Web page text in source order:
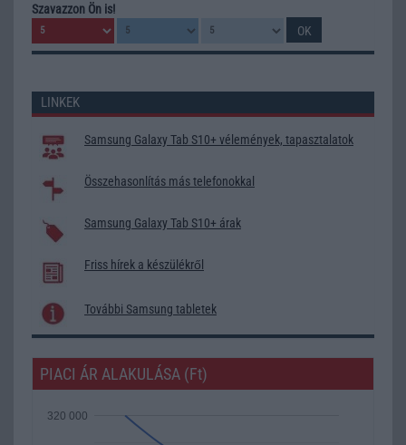
Szavazzon Ön is!
LINKEK
Samsung Galaxy Tab S10+ vélemények, tapasztalatok
Összehasonlítás más telefonokkal
Samsung Galaxy Tab S10+ árak
Friss hírek a készülékről
További Samsung tabletek
PIACI ÁR ALAKULÁSA (Ft)
320 000